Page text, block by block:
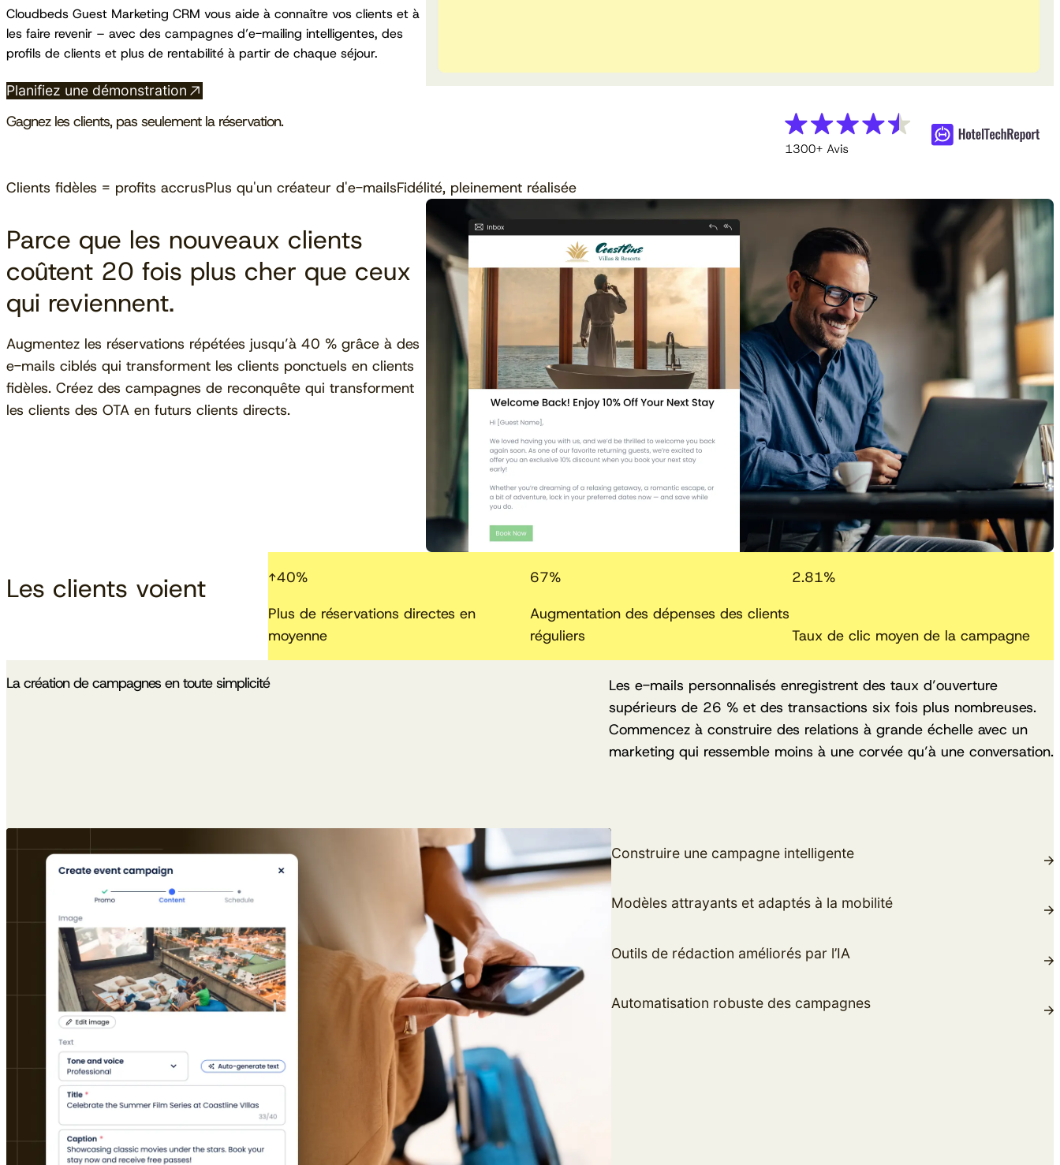
Cloudbeds Guest Marketing CRM vous aide à connaître vos clients et à
les faire revenir – avec des campagnes d’e-mailing intelligentes, des
profils de clients et plus de rentabilité à partir de chaque séjour.
Planifiez une démonstration
Gagnez les clients, pas seulement la réservation.
Clients fidèles = profits accrusPlus qu'un créateur d'e-mailsFidélité, pleinement réalisée
Parce que les nouveaux clients
coûtent 20 fois plus cher que ceux
qui reviennent.
Augmentez les réservations répétées jusqu’à 40 % grâce à des
e-mails ciblés qui transforment les clients ponctuels en clients
fidèles. Créez des campagnes de reconquête qui transforment
les clients des OTA en futurs clients directs.
Les clients voient ↑40%
Plus de réservations directes en
moyenne
67%
Augmentation des dépenses des clients
réguliers
2.81%
Taux de clic moyen de la campagne
La création de campagnes en toute simplicité
Les e-mails personnalisés enregistrent des taux d’ouverture
supérieurs de 26 % et des transactions six fois plus nombreuses.
Commencez à construire des relations à grande échelle avec un
marketing qui ressemble moins à une corvée qu’à une conversation.
Construire une campagne intelligente
Modèles attrayants et adaptés à la mobilité
Outils de rédaction améliorés par l’IA
Automatisation robuste des campagnes